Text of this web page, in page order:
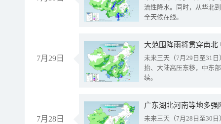
流性降水。同时，从华北
全天候在线。
7月29日
大范围降雨将贯穿南
未来三天（7月29日至31
抬、大陆高压东移，中东
续。
7月28日
广东湖北河南等地多
未来三天（7月28日至30